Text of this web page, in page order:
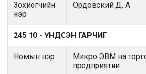
Зохиогчийн
нэр
Ордовский Д. А
245 10 - ҮНДСЭН ГАРЧИГ
Номын нэр
Микро ЭВМ на
предприятии